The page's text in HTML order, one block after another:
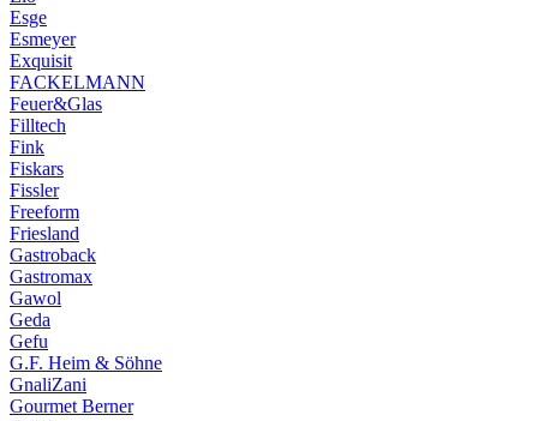
Esge
Esmeyer
Exquisit
FACKELMANN
Feuer&Glas
Filltech
Fink
Fiskars
Fissler
Freeform
Friesland
Gastroback
Gastromax
Gawol
Geda
Gefu
G.F. Heim & Söhne
GnaliZani
Gourmet Berner